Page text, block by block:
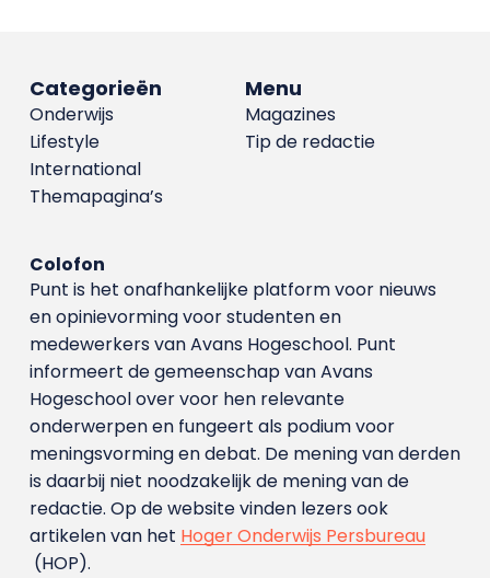
Menu
Magazines
Tip de redactie
Categorieën
Onderwijs
Lifestyle
International
Themapagina’s
Colofon
Punt is het onafhankelijke platform voor nieuws
en opinievorming voor studenten en
medewerkers van Avans Hoge­school. Punt
informeert de gemeenschap van Avans
Hogeschool over voor hen relevante
onderwerpen en fungeert als podium voor
meningsvorming en debat. De mening van derden
is daarbij niet noodzakelijk de mening van de
redactie. Op de website vinden lezers ook
artikelen van het Hoger Onderwijs Persbureau
(HOP).